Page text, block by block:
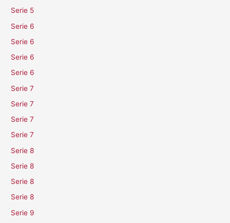
Serie 5
Serie 6
Serie 6
Serie 6
Serie 6
Serie 7
Serie 7
Serie 7
Serie 7
Serie 8
Serie 8
Serie 8
Serie 8
Serie 9